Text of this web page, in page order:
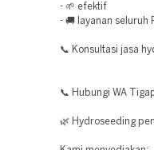
- 🌱 efektif
- 🚚 layanan seluruh
📞 Konsultasi jasa
📞 Hubungi WA
🌿 Hydroseeding